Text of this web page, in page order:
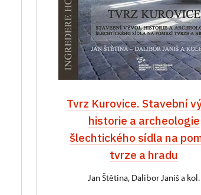
Tvrz Kurovice. Stavební
historie a archeologie
šlechtického sídla na
tvrze a hradu
Jan Štětina, Dalibor Janiš a kol.